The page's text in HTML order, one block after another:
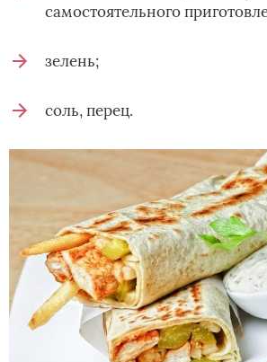
самостоятельного
зелень;
соль, перец.